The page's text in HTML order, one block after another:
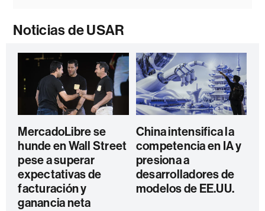
Noticias de USAR
MercadoLibre se
hunde en Wall Street
pese a superar
expectativas de
facturación y
ganancia neta
China intensifica la
competencia en IA y
presiona a
desarrolladores de
modelos de EE.UU.